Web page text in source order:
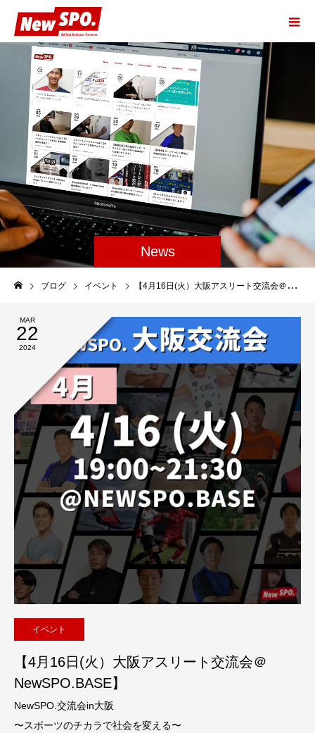
News
ブログ イベント 【4月16日(火）大阪アスリート交流会＠NewSPO.BASE】
MAR
22
2024
イベント
【4月16日(火）大阪アスリート交流会＠
NewSPO.BASE】
NewSPO.交流会in大阪
〜スポーツのチカラで社会を変える〜